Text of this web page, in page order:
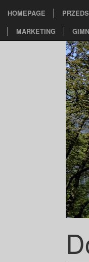
HOMEPAGE
MARKETING